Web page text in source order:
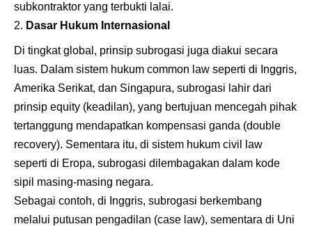
subkontraktor yang terbukti lalai.
Dasar Hukum Internasional
Di tingkat global, prinsip subrogasi juga diakui secara
luas. Dalam sistem hukum common law seperti di Inggris,
Amerika Serikat, dan Singapura, subrogasi lahir dari
prinsip equity (keadilan), yang bertujuan mencegah pihak
tertanggung mendapatkan kompensasi ganda (double
recovery). Sementara itu, di sistem hukum civil law
seperti di Eropa, subrogasi dilembagakan dalam kode
sipil masing-masing negara.
Sebagai contoh, di Inggris, subrogasi berkembang
melalui putusan pengadilan (case law), sementara di Uni